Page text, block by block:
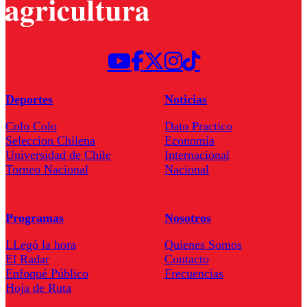
Deportes
Colo Colo
Seleccion Chilena
Universidad de Chile
Torneo Nacional
Noticias
Dato Practico
Economía
Internacional
Nacional
Programas
LLegó la hora
El Radar
Enfoqué Público
Hoja de Ruta
Nosotros
Quienes Somos
Contacto
Frecuencias